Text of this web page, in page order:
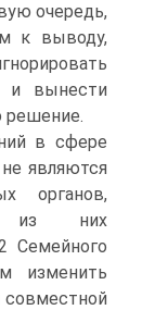
очередь,
к выводу,
и вынести
решение.
в сфере
являются
органов,
из них
Семейного
изменить